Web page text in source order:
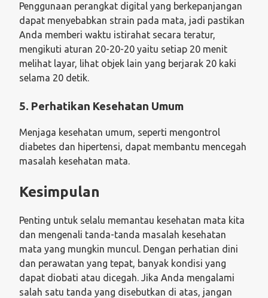
Penggunaan perangkat digital yang berkepanjangan
dapat menyebabkan strain pada mata, jadi pastikan
Anda memberi waktu istirahat secara teratur,
mengikuti aturan 20-20-20 yaitu setiap 20 menit
melihat layar, lihat objek lain yang berjarak 20 kaki
selama 20 detik.
5. Perhatikan Kesehatan Umum
Menjaga kesehatan umum, seperti mengontrol
diabetes dan hipertensi, dapat membantu mencegah
masalah kesehatan mata.
Kesimpulan
Penting untuk selalu memantau kesehatan mata kita
dan mengenali tanda-tanda masalah kesehatan
mata yang mungkin muncul. Dengan perhatian dini
dan perawatan yang tepat, banyak kondisi yang
dapat diobati atau dicegah. Jika Anda mengalami
salah satu tanda yang disebutkan di atas, jangan